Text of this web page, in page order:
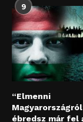
9
“Elmenni
ébredsz már fel